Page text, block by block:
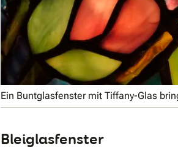
Ein Buntglasfenster mit Tiffany-Glas
Bleiglasfenster